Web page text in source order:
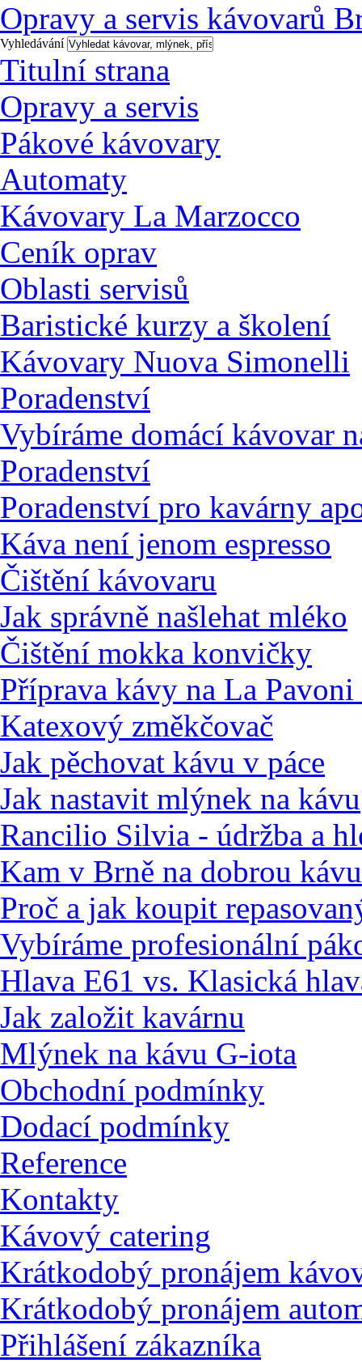
Opravy a servis kávovarů
Vyhledávání
Titulní strana
Opravy a servis
Pákové kávovary
Automaty
Kávovary La Marzocco
Ceník oprav
Oblasti servisů
Baristické kurzy a školení
Kávovary Nuova Simonelli
Poradenství
Vybíráme domácí kávovar
Poradenství
Poradenství pro kavárny
Káva není jenom espresso
Čištění kávovaru
Jak správně našlehat mléko
Čištění mokka konvičky
Příprava kávy na La
Katexový změkčovač
Jak pěchovat kávu v páce
Jak nastavit mlýnek na kávu
Rancilio Silvia - údržba a
Kam v Brně na dobrou kávu
Proč a jak koupit
Vybíráme profesionální
Hlava E61 vs. Klasická
Jak založit kavárnu
Mlýnek na kávu G-iota
Obchodní podmínky
Dodací podmínky
Reference
Kontakty
Kávový catering
Krátkodobý pronájem
Krátkodobý pronájem
Přihlášení zákazníka